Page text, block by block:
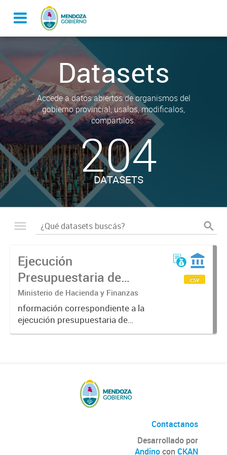
Datasets
Accede a datos abiertos de organismos del
gobierno provincial, usalos, modificalos,
compartilos.
204
DATASETS
Ejecución
Presupuestaria de
Recursos de la
Administración Pública
Provincial 2018
Ministerio de Hacienda y Finanzas
nformación correspondiente a la
ejecución presupuestaria de
recursos del gobierno de la
csv
Contactanos
Desarrollado por
Andinocon CKAN